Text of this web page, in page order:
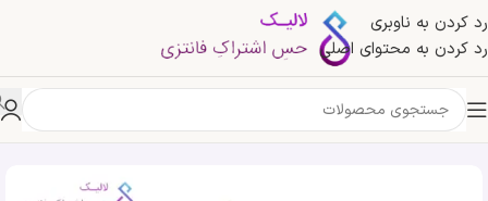
رد کردن به ناوبری
رد کردن به محتوای اصلی
خانه »فروشگاه »ادکلن زرجف کازاموراتی دال 1888 | Xerjoff 1888 Casamorati Dal